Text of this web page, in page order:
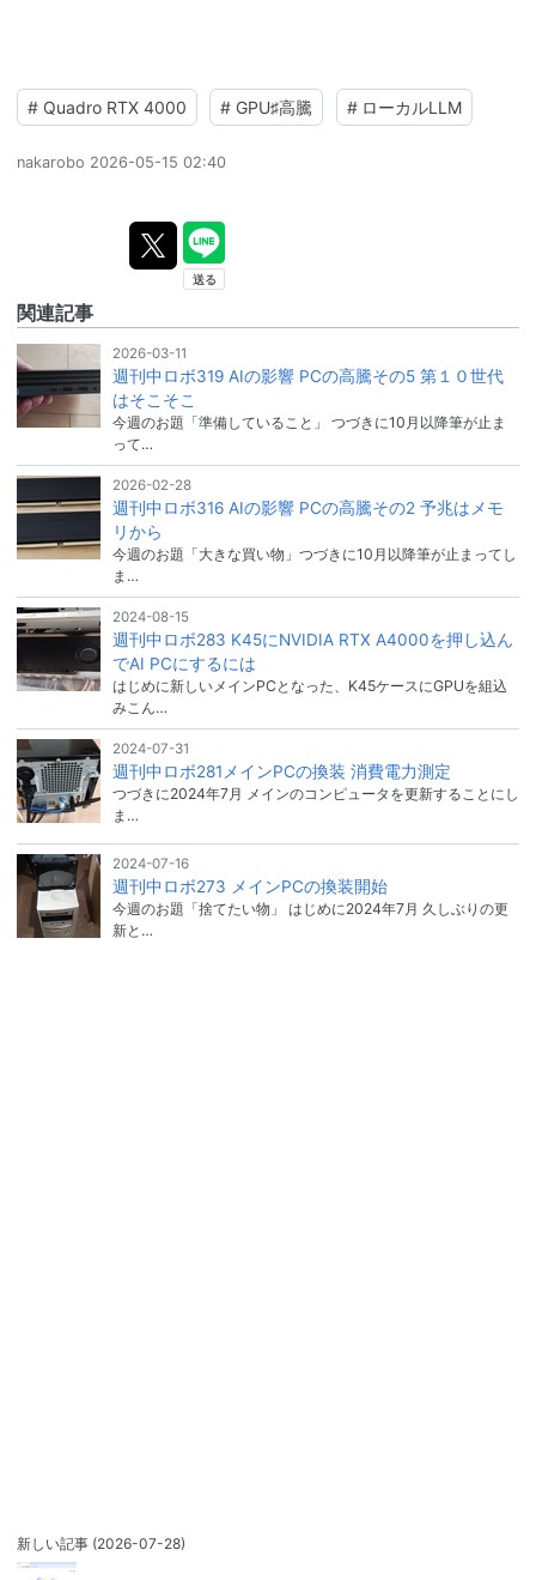
# Quadro RTX 4000 # GPU♯高騰 # ローカルLLM
nakarobo 2026-05-15 02:40
関連記事
2026-03-11
週刊中ロボ319 AIの影響 PCの高騰その5 第１０世代
はそこそこ
今週のお題「準備していること」 つづきに10月以降筆が止ま
って…
2026-02-28
週刊中ロボ316 AIの影響 PCの高騰その2 予兆はメモ
リから
今週のお題「大きな買い物」つづきに10月以降筆が止まってし
ま…
2024-08-15
週刊中ロボ283 K45にNVIDIA RTX A4000を押し込ん
でAI PCにするには
はじめに新しいメインPCとなった、K45ケースにGPUを組込
みこん…
2024-07-31
週刊中ロボ281メインPCの換装 消費電力測定
つづきに2024年7月 メインのコンピュータを更新することにし
ま…
2024-07-16
週刊中ロボ273 メインPCの換装開始
今週のお題「捨てたい物」 はじめに2024年7月 久しぶりの更
新と…
新しい記事 (2026-07-28)